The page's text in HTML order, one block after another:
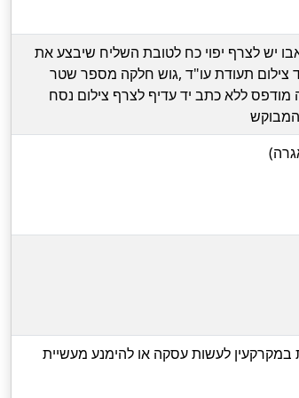
יש לצרף יפוי כח לטובת השליח שיבצע את
צילום תעודת עו"ד ,גוש חלקה מספר שטר
מודפס ללא כתב יד עדיף לצרף צילום נסח
במקרקעין לעשות עסקה או להימנע מעשיית